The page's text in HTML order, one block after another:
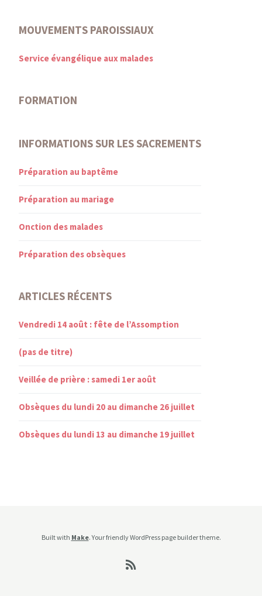
MOUVEMENTS PAROISSIAUX
Service évangélique aux malades
FORMATION
INFORMATIONS SUR LES SACREMENTS
Préparation au baptême
Préparation au mariage
Onction des malades
Préparation des obsèques
ARTICLES RÉCENTS
Vendredi 14 août : fête de l’Assomption
(pas de titre)
Veillée de prière : samedi 1er août
Obsèques du lundi 20 au dimanche 26 juillet
Obsèques du lundi 13 au dimanche 19 juillet
Built with Make. Your friendly WordPress page builder theme.